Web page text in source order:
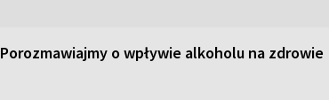
Porozmawiajmy o wpływie alkoholu na zdrowie